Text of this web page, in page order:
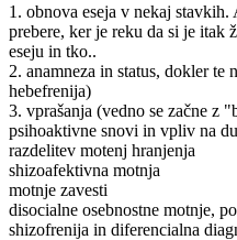
1. obnova eseja v nekaj stavkih.
prebere, ker je reku da si je itak
eseju in tko..
2. anamneza in status, dokler te
hebefrenija)
3. vprašanja (vedno se začne z
psihoaktivne snovi in vpliv na
razdelitev motenj hranjenja
shizoafektivna motnja
motnje zavesti
disocialne osebnostne motnje,
shizofrenija in diferencialna